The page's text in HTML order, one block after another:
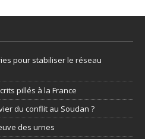
pour stabiliser le réseau
pillés à la France
du conflit au Soudan ?
des urnes